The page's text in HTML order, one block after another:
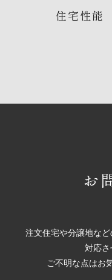
住宅性能
お
注文住宅や分譲地な
対応さ
ご不明な点はお